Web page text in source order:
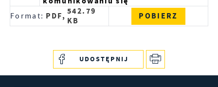
Format: PDF, 542.79
KB
POBIERZ
UDOSTĘPNIJ